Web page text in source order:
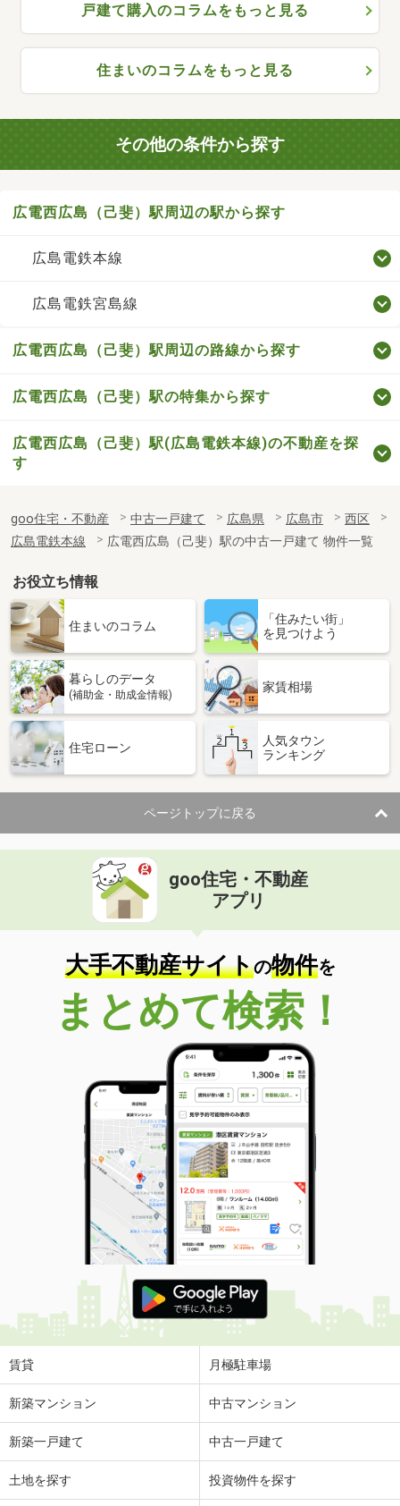
戸建て購入のコラムをもっと見る
住まいのコラムをもっと見る
その他の条件から探す
広電西広島（己斐）駅周辺の駅から探す
広島電鉄本線
広島電鉄宮島線
広電西広島（己斐）駅周辺の路線から探す
広電西広島（己斐）駅の特集から探す
広電西広島（己斐）駅(広島電鉄本線)の不動産を探
す
goo住宅・不動産 中古一戸建て 広島県 広島市
西区
広島電鉄本線
広電西広島（己斐）駅の中古一戸建て 物件一覧
お役立ち情報
住まいのコラム
「住みたい街」
を見つけよう
暮らしのデータ
(補助金・助成金情報)
家賃相場
住宅ローン
人気タウン
ランキング
ページトップに戻る
goo住宅・不動産
アプリ
大手不動産サイトの物件を
まとめて検索！
賃貸 月極駐車場
新築マンション 中古マンション
新築一戸建て 中古一戸建て
土地を探す 投資物件を探す